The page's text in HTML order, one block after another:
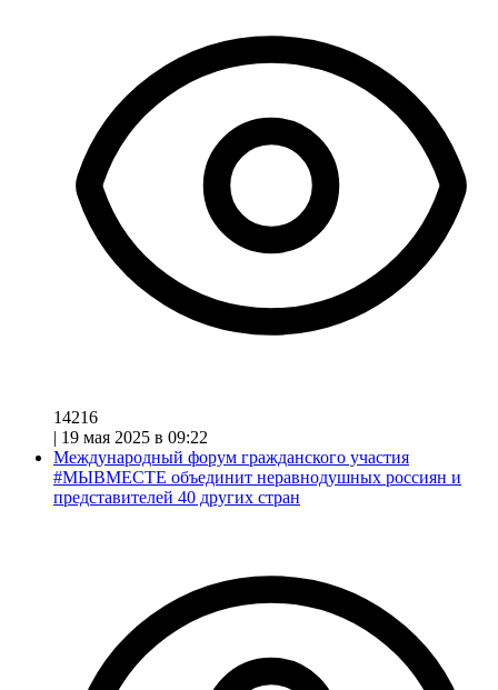
14216
| 19 мая 2025 в 09:22
Международный форум гражданского участия
#МЫВМЕСТЕ объединит неравнодушных россиян и
представителей 40 других стран